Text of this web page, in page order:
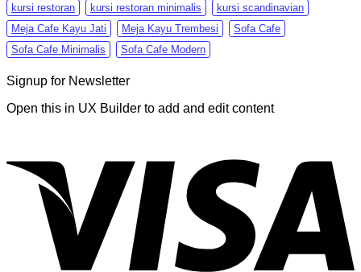
kursi restoran
kursi restoran minimalis
kursi scandinavian
Meja Cafe Kayu Jati
Meja Kayu Trembesi
Sofa Cafe
Sofa Cafe Minimalis
Sofa Cafe Modern
Signup for Newsletter
Open this in UX Builder to add and edit content